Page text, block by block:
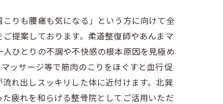
りも腰痛も気になる」という方に向けて全
提案しております。柔道整復師やあんまマ
ひとりの不調や不快感の根本原因を見極め
ッサージ等で筋肉のこりをほぐすと血行促
れ出しスッキリした体に近付けます。北巽
疲れを和らげる整骨院としてご活用いただ